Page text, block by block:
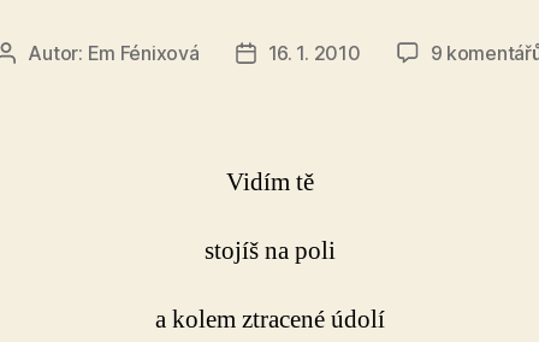
AutorAutor: Em Fénixová
Datum
16. 1. 2010 9
Vidím tě
stojíš na poli
a kolem ztracené údolí